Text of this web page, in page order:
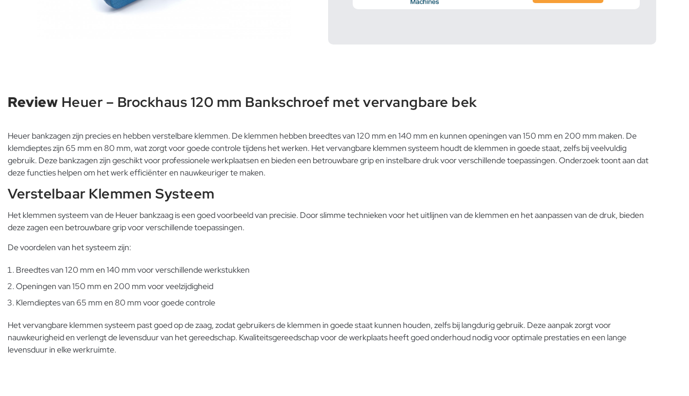
Review Heuer – Brockhaus 120 mm Bankschroef met vervangbare bek
Heuer bankzagen zijn precies en hebben verstelbare klemmen. De klemmen hebben breedtes van 120 mm en 140 mm en kunnen openingen van 150 mm en 200 mm maken. De
klemdieptes zijn 65 mm en 80 mm, wat zorgt voor goede controle tijdens het werken. Het vervangbare klemmen systeem houdt de klemmen in goede staat, zelfs bij veelvuldig
gebruik. Deze bankzagen zijn geschikt voor professionele werkplaatsen en bieden een betrouwbare grip en instelbare druk voor verschillende toepassingen. Onderzoek toont aan dat
deze functies helpen om het werk efficiënter en nauwkeuriger te maken.
Verstelbaar Klemmen Systeem
Het klemmen systeem van de Heuer bankzaag is een goed voorbeeld van precisie. Door slimme technieken voor het uitlijnen van de klemmen en het aanpassen van de druk, bieden
deze zagen een betrouwbare grip voor verschillende toepassingen.
De voordelen van het systeem zijn:
Breedtes van 120 mm en 140 mm voor verschillende werkstukken
Openingen van 150 mm en 200 mm voor veelzijdigheid
Klemdieptes van 65 mm en 80 mm voor goede controle
Het vervangbare klemmen systeem past goed op de zaag, zodat gebruikers de klemmen in goede staat kunnen houden, zelfs bij langdurig gebruik. Deze aanpak zorgt voor
nauwkeurigheid en verlengt de levensduur van het gereedschap. Kwaliteitsgereedschap voor de werkplaatsheeft goed onderhoud nodig voor optimale prestaties en een lange
levensduur in elke werkruimte.